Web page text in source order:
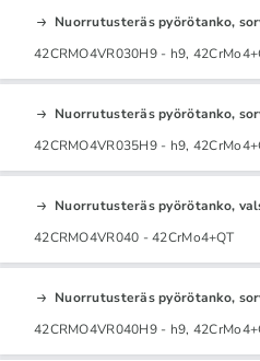
Nuorrutusteräs pyörötanko,
42CRMO4VR030H9 - h9,
Nuorrutusteräs pyörötanko,
42CRMO4VR035H9 - h9,
Nuorrutusteräs pyörötanko,
42CRMO4VR040 - 42CrMo4+QT
Nuorrutusteräs pyörötanko,
42CRMO4VR040H9 - h9,